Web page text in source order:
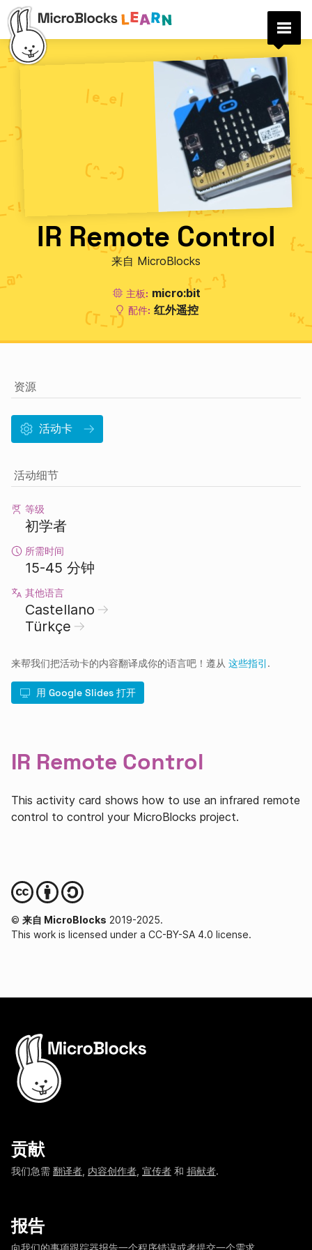
IR Remote Control
来自 MicroBlocks
主板: micro:bit
配件: 红外遥控
资源
活动卡
活动细节
等级
初学者
所需时间
15-45 分钟
其他语言
Castellano
Türkçe
来帮我们把活动卡的内容翻译成你的语言吧！遵从 这些指引 .
用 Google Slides 打开
IR Remote Control
This activity card shows how to use an infrared remote
control to control your MicroBlocks project.
© 来自 MicroBlocks 2019-2025.
This work is licensed under a CC-BY-SA 4.0 license.
贡献
我们急需 翻译者 内容创作者 宣传者 和 捐献者.
报告
向我们的事项跟踪器报告一个程序错误或者提交一个需求。